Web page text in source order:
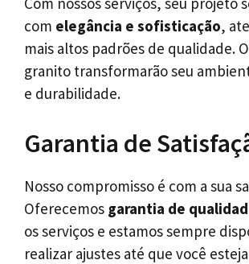
com elegância e sofisticação,
mais altos padrões de qualidade.
granito transformarão seu
e durabilidade.
Garantia de
Nosso compromisso é com a sua
Oferecemos garantia de
os serviços e estamos sempre
realizar ajustes até que você esteja